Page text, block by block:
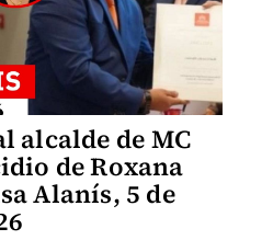
alcalde de MC
de Roxana
Alanís, 5 de